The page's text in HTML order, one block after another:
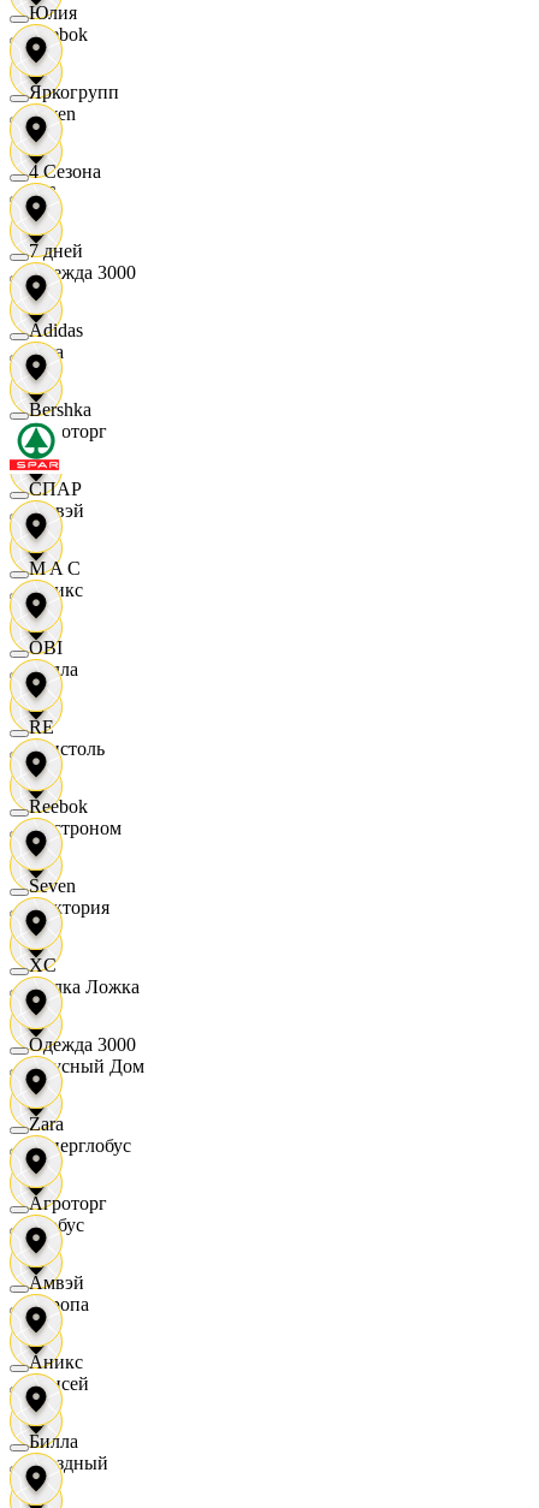
Reebok
Seven
XC
Одежда 3000
Zara
Агроторг
Амвэй
Аникс
Билла
Бристоль
Быстроном
Виктория
Вилка Ложка
Вкусный Дом
Гиперглобус
Глобус
Европа
Елисей
Звездный
Юлия
Яркогрупп
4 Сезона
7 дней
Adidas
Bershka
СПАР
M A C
OBI
RE
Reebok
Seven
XC
Одежда 3000
Zara
Агроторг
Амвэй
Аникс
Билла